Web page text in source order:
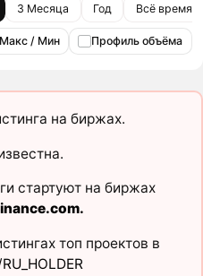
3 Месяца Год Всё время
/ Мин Профиль объёма
на биржах.
стартуют на биржах
.
топ проектов в